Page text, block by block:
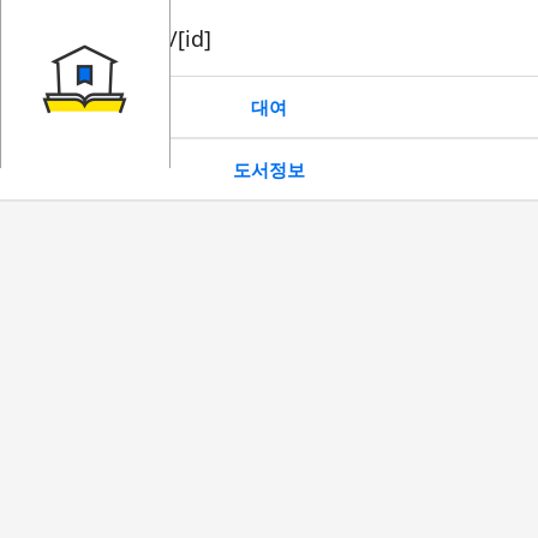
book/rent/[id]
대여
도서정보